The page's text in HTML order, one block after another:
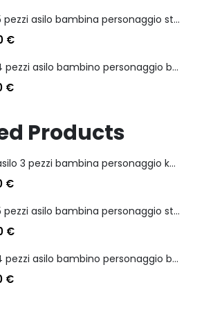
Set 5 pezzi asilo bambina personaggio stitch angel
€
Set 4 pezzi asilo bambino personaggio batman
€
Products
Set asilo 3 pezzi bambina personaggio kuromi
€
Set 5 pezzi asilo bambina personaggio stitch angel
€
Set 4 pezzi asilo bambino personaggio batman
€